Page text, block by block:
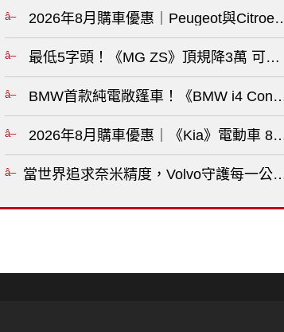
調升?
估車系佈局?
現甚至勝過 Civic?
走上街頭抗議?
早記?
2026年8月購車優惠｜Peugeot與
最低5字頭！《MG ZS》頂規降3萬 可
BMW首款純電敞篷車！《BMW i4
2026年8月購車優惠｜《Kia》電動車
當世界追求奈米精度，Volvo守護每一公